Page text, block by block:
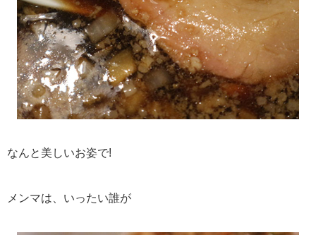
なんと美しいお姿で!
メンマは、いったい誰が